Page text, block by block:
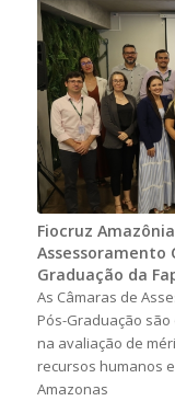
Fiocruz
Assessoramento
Graduação da
As Câmaras de
Pós-Graduação
na avaliação de
recursos humanos
Amazonas